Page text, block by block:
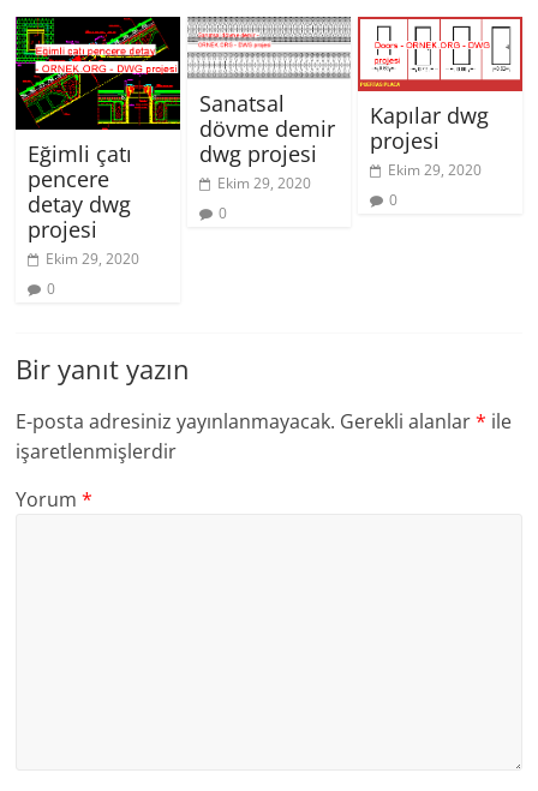
Eğimli çatı
pencere
detay dwg
projesi
Ekim 29, 2020
0
Sanatsal
dövme demir
dwg projesi
Ekim 29, 2020
0
Kapılar dwg
projesi
Ekim 29, 2020
0
Bir yanıt yazın
E-posta adresiniz yayınlanmayacak. Gerekli alanlar* ile
işaretlenmişlerdir
Yorum*